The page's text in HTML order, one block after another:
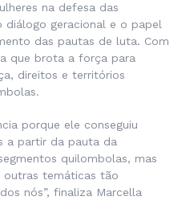
na defesa das
diálogo geracional e o papel
das pautas de luta. Com
que brota a força para
direitos e territórios
porque ele conseguiu
a partir da pauta da
quilombolas, mas
temáticas tão
nós”, finaliza Marcella